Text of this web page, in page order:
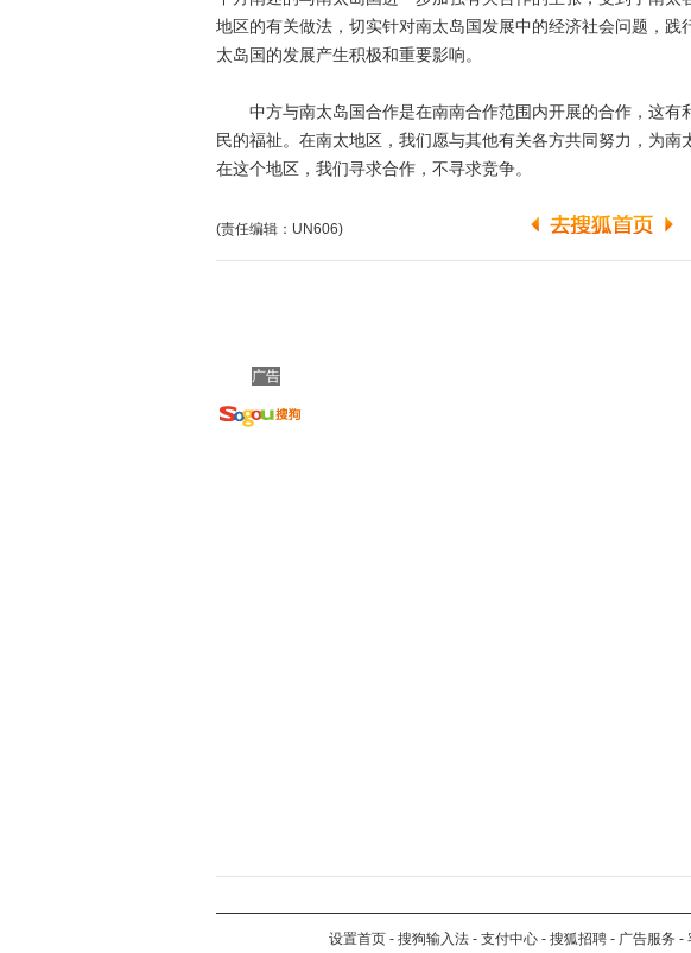
地区的有关做法，切实针对南太岛国发展中的经济社会问题，
太岛国的发展产生积极和重要影响。
中方与南太岛国合作是在南南合作范围内开展的合作，这有
民的福祉。在南太地区，我们愿与其他有关各方共同努力，为南
在这个地区，我们寻求合作，不寻求竞争。
(责任编辑：UN606)
广告
设置首页 - 搜狗输入法 - 支付中心 - 搜狐招聘 - 广告服务 -